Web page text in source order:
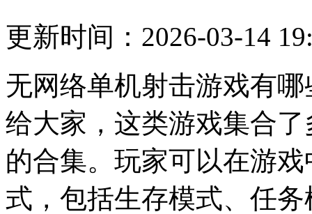
更新时间：2026-03-14
无网络单机射击游戏有
给大家，这类游戏集合
的合集。玩家可以在游
式，包括生存模式、任